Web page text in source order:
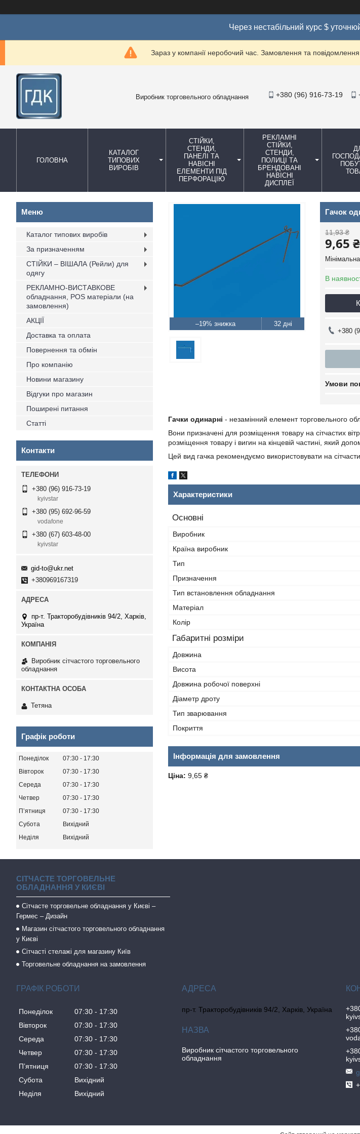
Через нестабільний курс $
Зараз у компанії неробочий час. Замовлення та
Виробник торговельного обладнання +380 (96) 916-73-19
ГОЛОВНА
КАТАЛОГ
ТИПОВИХ
ВИРОБІВ
СТІЙКИ,
СТЕНДИ,
ПАНЕЛІ ТА
НАВІСНІ
ЕЛЕМЕНТИ ПІД
ПЕРФОРАЦІЮ
РЕКЛАМНІ
СТІЙКИ,
СТЕНДИ,
ПОЛИЦІ ТА
БРЕНДОВАНІ
НАВІСНІ
ДИСПЛЕЇ
–19% 32 дні
Гачок
11,93 ₴
9,65 ₴
В
+380
Гачки одинарні - незамінний елемент торговельного
Вони призначені для розміщення товару на сітчастих
розміщення товару і вигин на кінцевій частині, який
Цей вид гачка рекомендуємо використовувати на
Характеристики
Основні
Виробник
Країна виробник
Тип
Призначення
Тип встановлення обладнання
Матеріал
Колір
Габаритні розміри
Довжина
Висота
Довжина робочої поверхні
Діаметр дроту
Тип зварювання
Покриття
Інформація для замовлення
Ціна: 9,65 ₴
Каталог типових виробів
За призначенням
СТІЙКИ – ВІШАЛА (Рейли) для
одягу
РЕКЛАМНО-ВИСТАВКОВЕ
обладнання, POS матеріали (на
замовлення)
АКЦІЇ
Доставка та оплата
Повернення та обмін
Про компанію
Новини магазину
Відгуки про магазин
Поширені питання
Статті
Контакти
+380 (96) 916-73-19
kyivstar
+380 (95) 692-96-59
vodafone
+380 (67) 603-48-00
kyivstar
gid-to@ukr.net
+380969167319
пр-т. Тракторобудівників 94/2, Харків,
Україна
Виробник сітчастого торговельного
обладнання
Тетяна
Графік роботи
Понеділок 07:30
17:30
Вівторок
07:30
17:30
Середа
07:30
17:30
Четвер
07:30
17:30
Пʼятниця
07:30
17:30
Субота
Вихідний
Неділя
Вихідний
СІТЧАСТЕ ТОРГОВЕЛЬНЕ
ОБЛАДНАННЯ У КИЄВІ
Сітчасте торговельне обладнання у Києві –
Гермес – Дизайн
Магазин сітчастого торговельного обладнання
у Києві
Сітчасті стелажі для магазину Київ
Торговельне обладнання на замовлення
ГРАФІК РОБОТИ
Понеділок 07:30
17:30
Вівторок
07:30
17:30
Середа
07:30
17:30
Четвер
07:30
17:30
Пʼятниця
07:30
17:30
Субота
Вихідний
Неділя
Вихідний
пр-т. Тракторобудівників 94/2, Харків, Україна
Виробник сітчастого торговельного
обладнання